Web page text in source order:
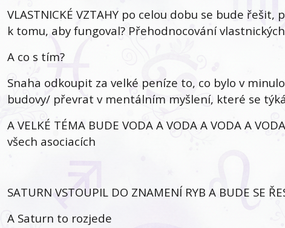
VLASTNICKÉ VZTAHY po celou dobu se bude
k tomu, aby fungoval? Přehodnocování
A co s tím?
Snaha odkoupit za velké peníze to, co bylo v
budovy/ převrat v mentálním myšlení, které se
A VELKÉ TÉMA BUDE VODA A VODA A VODA A
všech asociacích
SATURN VSTOUPIL DO ZNAMENÍ RYB A BUDE SE
A Saturn to rozjede